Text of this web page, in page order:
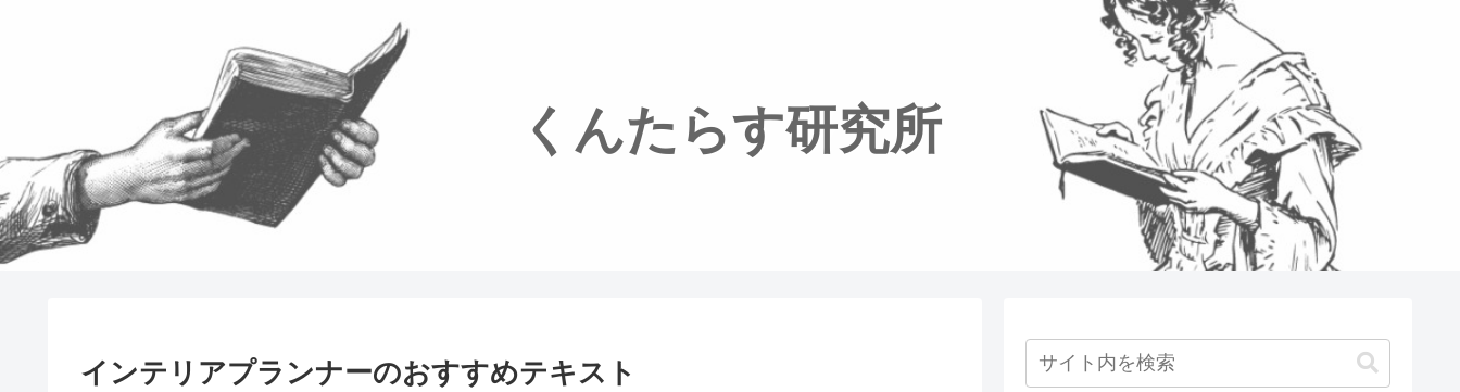
くんたらす研究所
インテリアプランナーのおすすめテキスト